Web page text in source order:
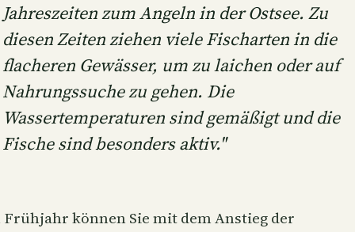
Jahreszeiten zum Angeln in der Ostsee. Zu
diesen Zeiten ziehen viele Fischarten in die
flacheren Gewässer, um zu laichen oder auf
Nahrungssuche zu gehen. Die
Wassertemperaturen sind gemäßigt und die
Fische sind besonders aktiv."
können Sie mit dem Anstieg der